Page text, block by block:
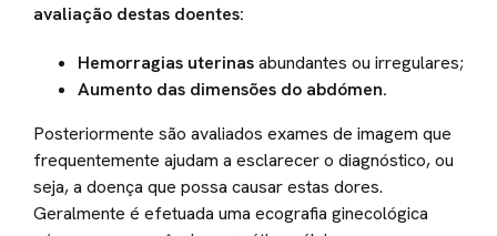
avaliação destas doentes:
Hemorragias uterinasabundantes ou irregulares;
Aumento das dimensões do abdómen.
Posteriormente são avaliados exames de imagem que
frequentemente ajudam a esclarecer o diagnóstico, ou
seja, a doença que possa causar estas dores.
Geralmente é efetuada uma ecografia ginecológica